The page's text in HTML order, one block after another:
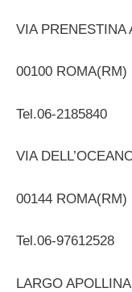
VIA PRENESTINA
00100 ROMA(RM)
Tel.06-2185840
VIA
00144 ROMA(RM)
Tel.06-97612528
LARGO